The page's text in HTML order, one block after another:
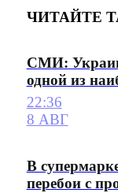
ЧИТАЙТЕ
СМИ:
одной из
22:36
8 АВГ
В
перебои с